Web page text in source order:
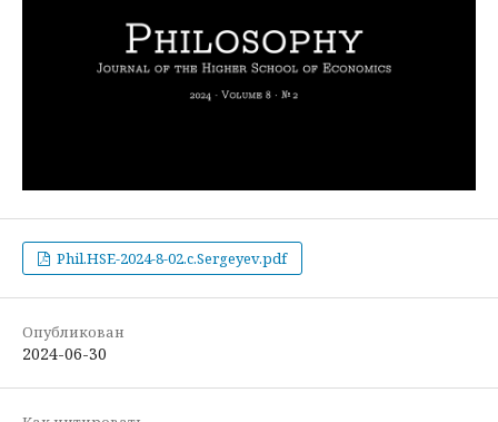
Phil.HSE-2024-8-02.c.Sergeyev.pdf
Опубликован
2024-06-30